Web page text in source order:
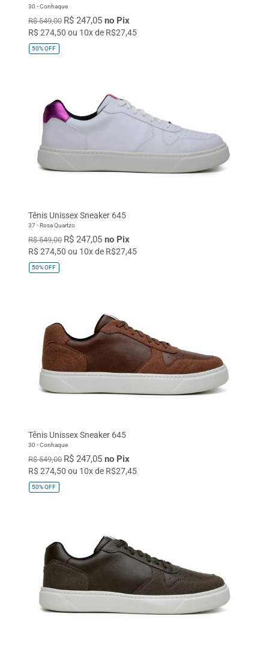
30 - Conhaque
R$ 549,00 R$ 247,05 no Pix
R$ 274,50 ou 10x de R$27,45
50%OFF
Tênis Unissex Sneaker 645
37 - Rosa Quartzo
R$ 549,00 R$ 247,05 no Pix
R$ 274,50 ou 10x de R$27,45
50%OFF
Tênis Unissex Sneaker 645
30 - Conhaque
R$ 549,00 R$ 247,05 no Pix
R$ 274,50 ou 10x de R$27,45
50%OFF